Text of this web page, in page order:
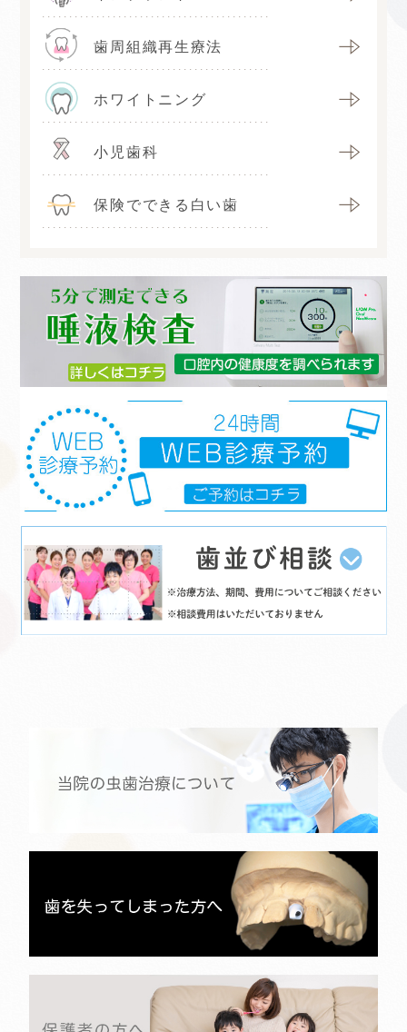
歯周組織再生療法
ホワイトニング
小児歯科
保険でできる白い歯